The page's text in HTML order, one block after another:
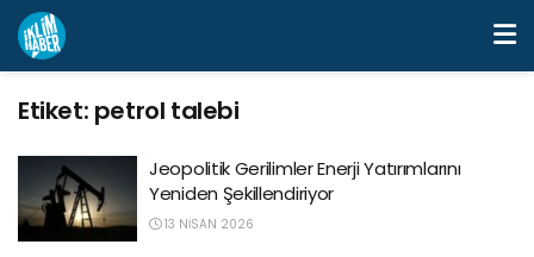
Etiket: petrol talebi
Jeopolitik Gerilimler Enerji Yatırımlarını
Yeniden Şekillendiriyor
13 NISAN 2026